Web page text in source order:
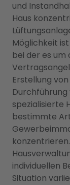
und
Haus
Möglichkeit
bei der es um
Erstellung
Durchführung
spezialisierte
bestimmte
individuellen
Situation